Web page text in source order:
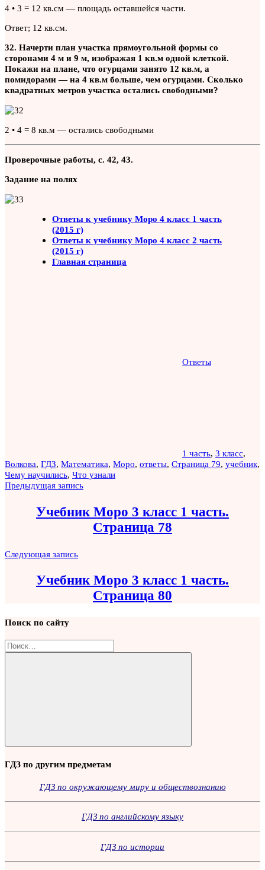
4 • 3 = 12 кв.см — площадь оставшейся части.
Ответ; 12 кв.см.
32. Начерти план участка прямоугольной формы со
сторонами 4 м и 9 м, изображая 1 кв.м одной клеткой.
Покажи на плане, что огурцами занято 12 кв.м, а
помидорами — на 4 кв.м больше, чем огурцами. Сколько
квадратных метров участка остались свободными?
2 • 4 = 8 кв.м — остались свободными
Проверочные работы, с. 42, 43.
Задание на полях
Ответы к учебнику Моро 4 класс 1 часть
(2015 г)
Ответы к учебнику Моро 4 класс 2 часть
(2015 г)
Главная страница
Ответы
1 часть, 3 класс,
Волкова, ГДЗ, Математика, Моро, ответы, Страница 79, учебник,
Чему научились, Что узнали
Навигация
записям
Предыдущая запись
Учебник Моро 3 класс 1 часть.
Страница 78
Следующая запись
Учебник Моро 3 класс 1 часть.
Страница 80
Поиск по сайту
Найти:
Поиск
ГДЗ по другим предметам
ГДЗ по окружающему миру и обществознанию
ГДЗ по английскому языку
ГДЗ по истории